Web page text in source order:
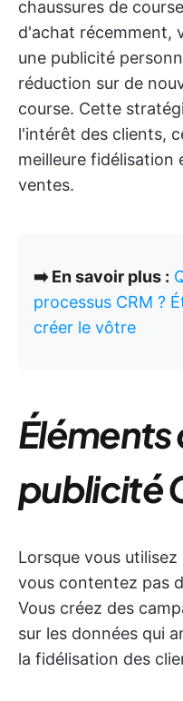
chaussures de
d'achat récemment,
une publicité
réduction sur de
course. Cette
l'intérêt des clients,
meilleure fidélisation
ventes.
➡️ En savoir plus :
processus CRM ?
créer le vôtre
Éléments
publicité
Lorsque vous
vous contentez pas
Vous créez des
sur les données qui
la fidélisation des